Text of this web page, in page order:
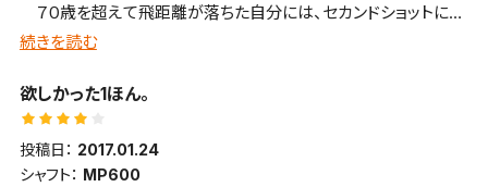
７０歳を超えて飛距離が落ちた自分には、セカンドショットには
欠かせないクラブとなっている。
続きを読む
欲しかった1ほん。
投稿日： 2017.01.24
シャフト： MP600